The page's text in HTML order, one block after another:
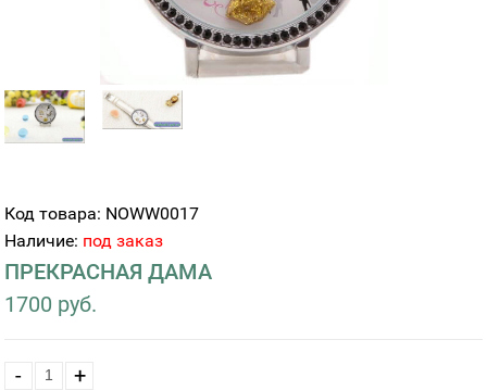
Код товара: NOWW0017
Наличие: под заказ
ПРЕКРАСНАЯ ДАМА
1700 руб.
- +